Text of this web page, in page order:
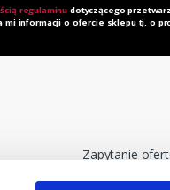
regulaminu dotyczącego
mi informacji o ofercie sklepu tj. o
Zapytanie
Do pobrania